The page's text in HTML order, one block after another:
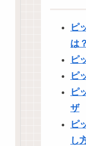
ピ
は？
ピ
ピ
ピ
ザ
ピ
し